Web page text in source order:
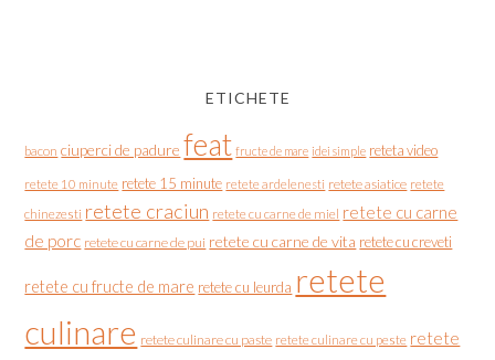
ETICHETE
bacon ciuperci de padure feat fructe de mare idei simple reteta video
retete 10 minute retete 15 minute retete ardelenesti retete asiatice retete
chinezesti retete craciun retete cu carne de miel retete cu carne
de porc retete cu carne de pui retete cu carne de vita retete cu creveti
retete cu fructe de mare retete cu leurda retete
culinare retete culinare cu paste retete culinare cu peste retete